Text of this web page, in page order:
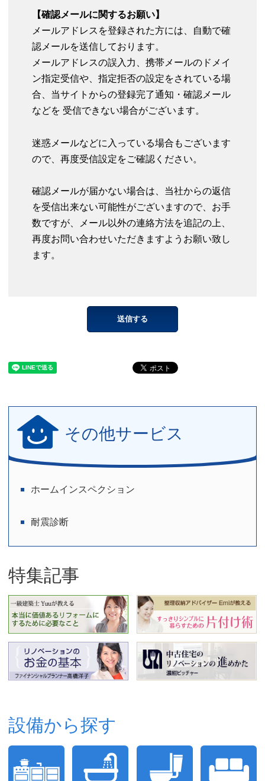
【確認メールに関するお願い】
メールアドレスを登録された方には、自動で確
認メールを送信しております。
メールアドレスの誤入力、携帯メールのドメイ
ン指定受信や、指定拒否の設定をされている場
合、当サイトからの登録完了通知・確認メール
などを 受信できない場合がございます。
迷惑メールなどに入っている場合もございます
ので、再度受信設定をご確認ください。
確認メールが届かない場合は、当社からの返信
を受信出来ない可能性がございますので、お手
数ですが、メール以外の連絡方法を追記の上、
再度お問い合わせいただきますようお願い致し
ます。
その他サービス
ホームインスペクション
耐震診断
特集記事
設備から探す